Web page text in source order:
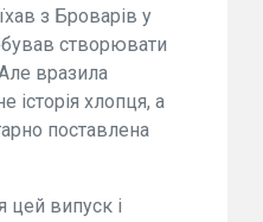
з Броварів у
створювати
Але вразила
історія хлопця, а
поставлена
цей випуск і